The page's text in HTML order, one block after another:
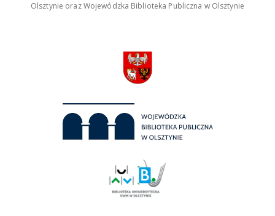
Olsztynie oraz Wojewódzka Biblioteka Publiczna w Olsztynie